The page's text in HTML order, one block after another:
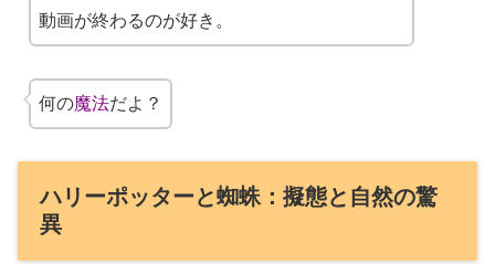
動画が終わるのが好き。
何の魔法だよ？
ハリーポッターと蜘蛛：擬態と自然の驚
異